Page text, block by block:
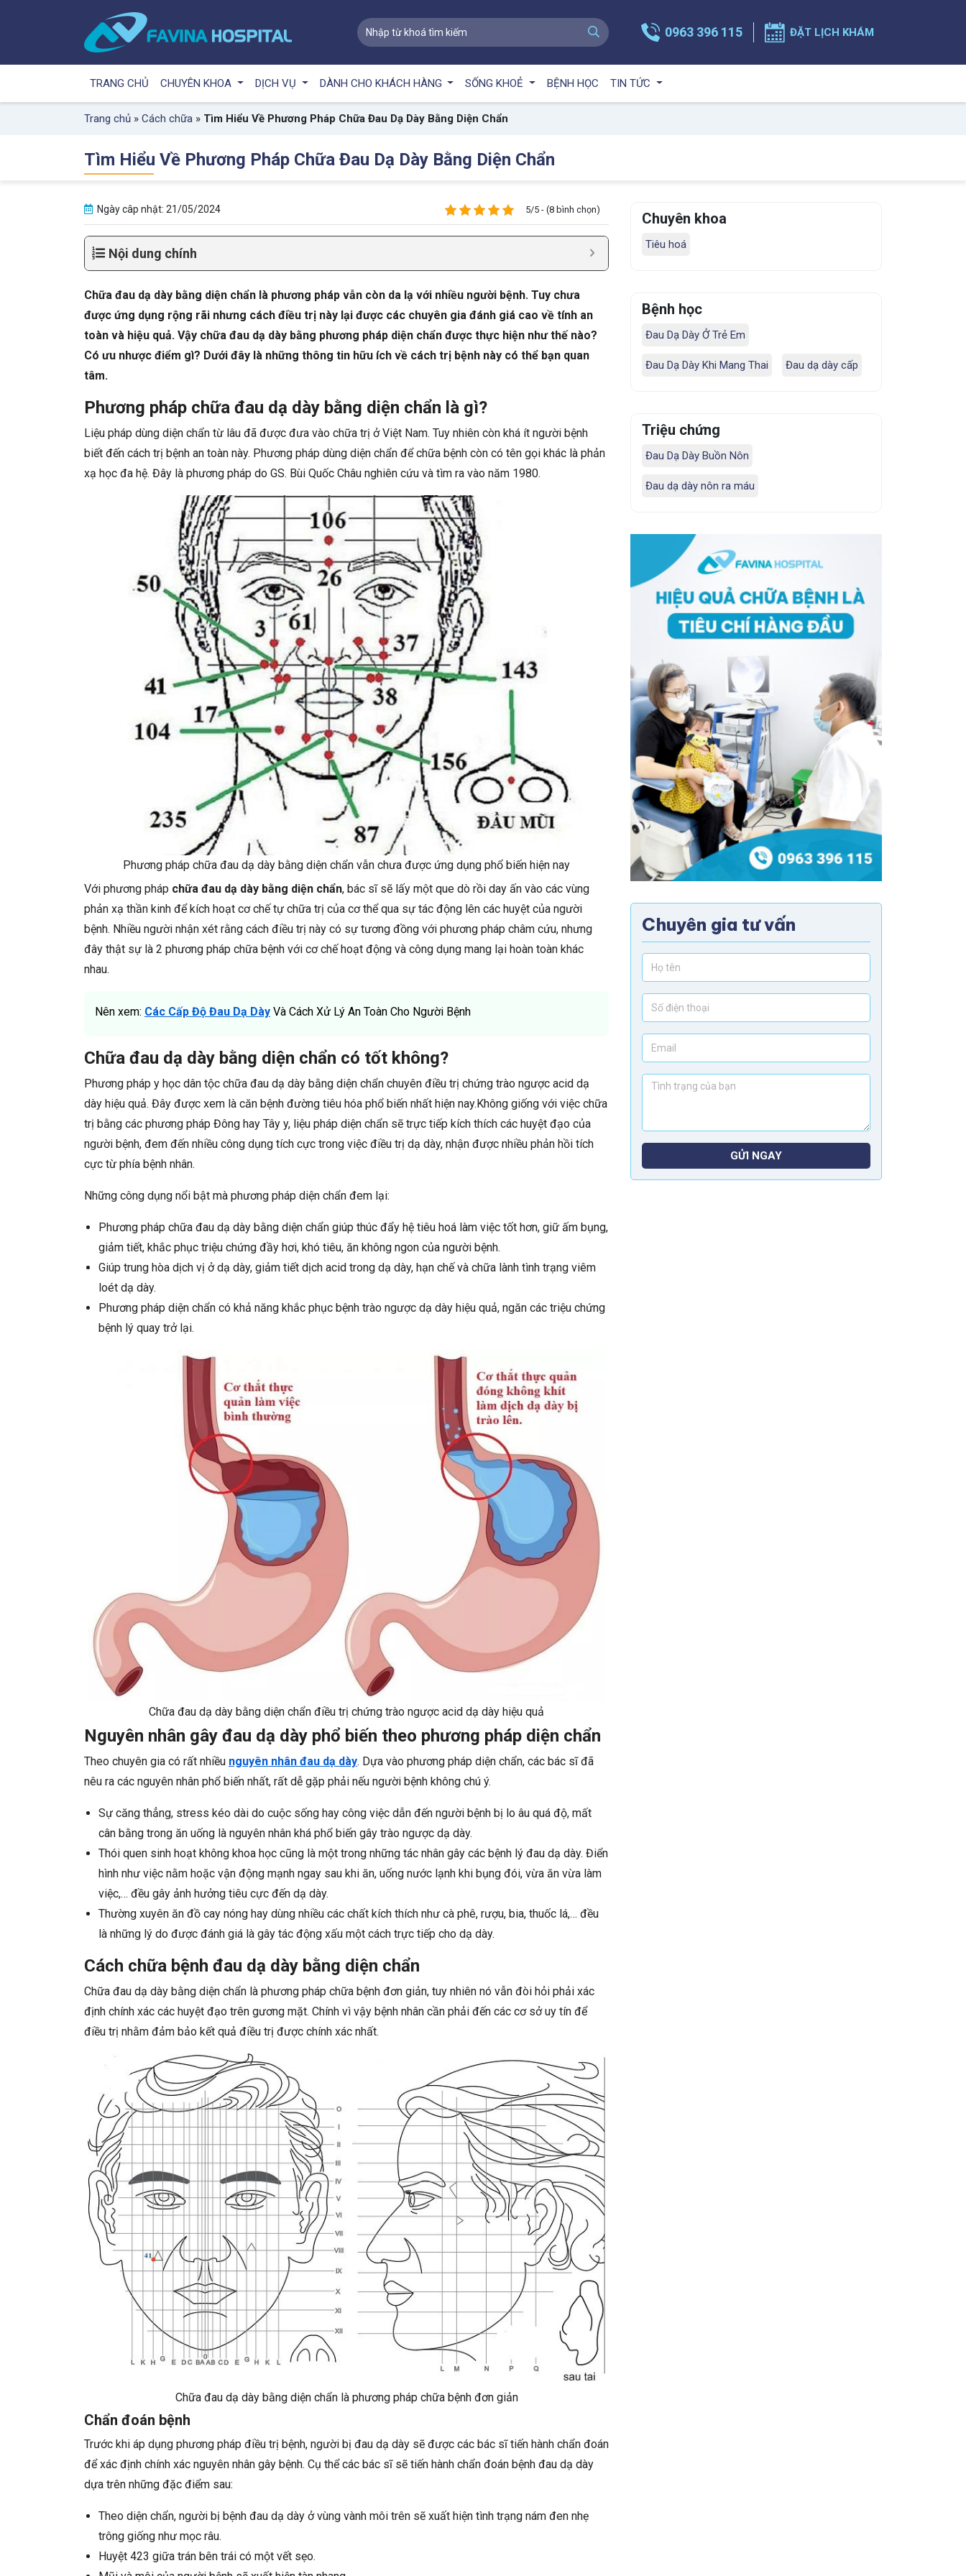
0963 396 115 ĐẶT LỊCH KHÁM
TRANG CHỦ CHUYÊN KHOA DỊCH VỤ DÀNH CHO KHÁCH HÀNG SỐNG KHOẺ BỆNH HỌC TIN TỨC
Trang chủ » Cách chữa » Tìm Hiểu Về Phương Pháp Chữa Đau Dạ Dày Bằng Diện Chẩn
Tìm Hiểu Về Phương Pháp Chữa Đau Dạ Dày Bằng Diện Chẩn
Ngày câp nhật: 21/05/2024 5/5 - (8 bình chọn)
Nội dung chính
Chữa đau dạ dày bằng diện chẩn là phương pháp vẫn còn da lạ với nhiều người bệnh. Tuy chưa
được ứng dụng rộng rãi nhưng cách điều trị này lại được các chuyên gia đánh giá cao về tính an
toàn và hiệu quả. Vậy chữa đau dạ dày bằng phương pháp diện chẩn được thực hiện như thế nào?
Có ưu nhược điểm gì? Dưới đây là những thông tin hữu ích về cách trị bệnh này có thể bạn quan
tâm.
Phương pháp chữa đau dạ dày bằng diện chẩn là gì?
Liệu pháp dùng diện chẩn từ lâu đã được đưa vào chữa trị ở Việt Nam. Tuy nhiên còn khá ít người bệnh
biết đến cách trị bệnh an toàn này. Phương pháp dùng diện chẩn để chữa bệnh còn có tên gọi khác là phản
xạ học đa hệ. Đây là phương pháp do GS. Bùi Quốc Châu nghiên cứu và tìm ra vào năm 1980.
Phương pháp chữa đau dạ dày bằng diện chẩn vẫn chưa được ứng dụng phổ biến hiện nay
Với phương pháp chữa đau dạ dày bằng diện chẩn, bác sĩ sẽ lấy một que dò rồi day ấn vào các vùng
phản xạ thần kinh để kích hoạt cơ chế tự chữa trị của cơ thể qua sự tác động lên các huyệt của người
bệnh. Nhiều người nhận xét rằng cách điều trị này có sự tương đồng với phương pháp châm cứu, nhưng
đây thật sự là 2 phương pháp chữa bệnh với cơ chế hoạt động và công dụng mang lại hoàn toàn khác
nhau.
Nên xem: Các Cấp Độ Đau Dạ Dày Và Cách Xử Lý An Toàn Cho Người Bệnh
Chữa đau dạ dày bằng diện chẩn có tốt không?
Phương pháp y học dân tộc chữa đau dạ dày bằng diện chẩn chuyên điều trị chứng trào ngược acid dạ
dày hiệu quả. Đây được xem là căn bệnh đường tiêu hóa phổ biến nhất hiện nay.Không giống với việc chữa
trị bằng các phương pháp Đông hay Tây y, liệu pháp diện chẩn sẽ trực tiếp kích thích các huyệt đạo của
người bệnh, đem đến nhiều công dụng tích cực trong việc điều trị dạ dày, nhận được nhiều phản hồi tích
cực từ phía bệnh nhân.
Những công dụng nổi bật mà phương pháp diện chẩn đem lại:
Phương pháp chữa đau dạ dày bằng diện chẩn giúp thúc đẩy hệ tiêu hoá làm việc tốt hơn, giữ ấm bụng,
giảm tiết, khắc phục triệu chứng đầy hơi, khó tiêu, ăn không ngon của người bệnh.
Giúp trung hòa dịch vị ở dạ dày, giảm tiết dịch acid trong dạ dày, hạn chế và chữa lành tình trạng viêm
loét dạ dày.
Phương pháp diện chẩn có khả năng khắc phục bệnh trào ngược dạ dày hiệu quả, ngăn các triệu chứng
bệnh lý quay trở lại.
Chữa đau dạ dày bằng diện chẩn điều trị chứng trào ngược acid dạ dày hiệu quả
Nguyên nhân gây đau dạ dày phổ biến theo phương pháp diện chẩn
Theo chuyên gia có rất nhiều nguyên nhân đau dạ dày. Dựa vào phương pháp diện chẩn, các bác sĩ đã
nêu ra các nguyên nhân phổ biến nhất, rất dễ gặp phải nếu người bệnh không chú ý.
Sự căng thẳng, stress kéo dài do cuộc sống hay công việc dẫn đến người bệnh bị lo âu quá độ, mất
cân bằng trong ăn uống là nguyên nhân khá phổ biến gây trào ngược dạ dày.
Thói quen sinh hoạt không khoa học cũng là một trong những tác nhân gây các bệnh lý đau dạ dày. Điển
hình như việc nằm hoặc vận động mạnh ngay sau khi ăn, uống nước lạnh khi bụng đói, vừa ăn vừa làm
việc,… đều gây ảnh hưởng tiêu cực đến dạ dày.
Thường xuyên ăn đồ cay nóng hay dùng nhiều các chất kích thích như cà phê, rượu, bia, thuốc lá,… đều
là những lý do được đánh giá là gây tác động xấu một cách trực tiếp cho dạ dày.
Cách chữa bệnh đau dạ dày bằng diện chẩn
Chữa đau dạ dày bằng diện chẩn là phương pháp chữa bệnh đơn giản, tuy nhiên nó vẫn đòi hỏi phải xác
định chính xác các huyệt đạo trên gương mặt. Chính vì vậy bệnh nhân cần phải đến các cơ sở uy tín để
điều trị nhằm đảm bảo kết quả điều trị được chính xác nhất.
Chữa đau dạ dày bằng diện chẩn là phương pháp chữa bệnh đơn giản
Chẩn đoán bệnh
Trước khi áp dụng phương pháp điều trị bệnh, người bị đau dạ dày sẽ được các bác sĩ tiến hành chẩn đoán
để xác định chính xác nguyên nhân gây bệnh. Cụ thể các bác sĩ sẽ tiến hành chẩn đoán bệnh đau dạ dày
dựa trên những đặc điểm sau:
Theo diện chẩn, người bị bệnh đau dạ dày ở vùng vành môi trên sẽ xuất hiện tình trạng nám đen nhẹ
trông giống như mọc râu.
Huyệt 423 giữa trán bên trái có một vết sẹo.
Chuyên khoa
Tiêu hoá
Bệnh học
Đau Dạ Dày Ở Trẻ Em
Đau Dạ Dày Khi Mang Thai Đau dạ dày cấp
Triệu chứng
Đau Dạ Dày Buồn Nôn
Đau dạ dày nôn ra máu
Chuyên gia tư vấn
GỬI NGAY